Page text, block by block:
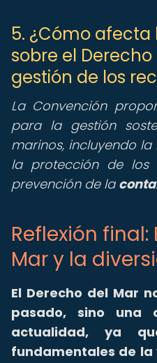
5. ¿Cómo afecta
sobre el
gestión de los
La Convención
para la gestión
marinos, incluyendo
la protección de los
prevención de la
Reflexión final:
Mar y la
El Derecho del Mar
pasado, sino una
actualidad, ya
fundamentales de la